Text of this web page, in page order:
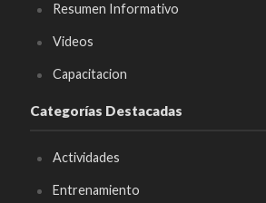
Resumen Informativo
Videos
Capacitacion
Categorías Destacadas
Actividades
Entrenamiento